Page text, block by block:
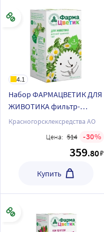
4.1
Набор ФАРМАЦВЕТИК ДЛЯ
ЖИВОТИКА фильтр-
пакеты + ФАРМАЦВЕТИК
фильтр-пакеты
Красногорсклексредства АО
Цена: 514 30
359.80₽
Купить